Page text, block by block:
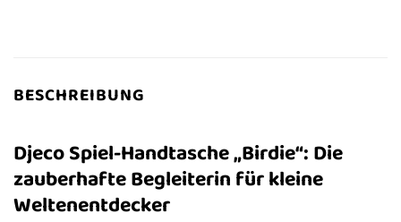
BESCHREIBUNG
Djeco Spiel-Handtasche „Birdie“: Die
zauberhafte Begleiterin für kleine
Weltenentdecker